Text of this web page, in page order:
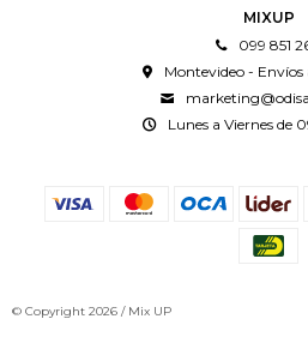
MIXUP
099 851
Montevideo - Envíos
Lunes a Viernes de
© Copyright 2026 / Mix UP